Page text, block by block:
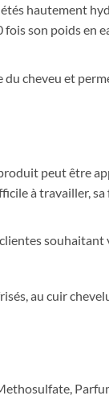
hautement
son poids en
cheveu et
peut être
à travailler,
au cuir